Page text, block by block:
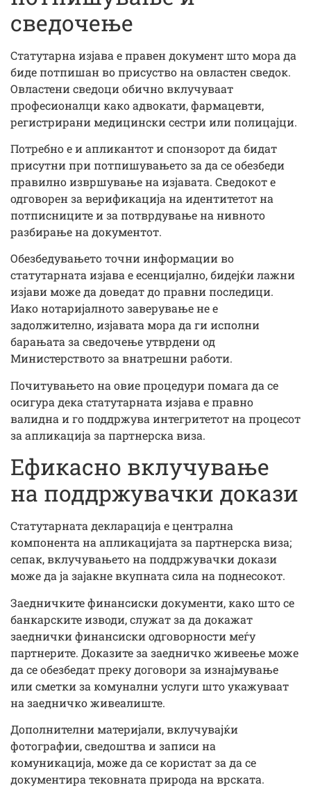
сведочење
Статутарна изјава е правен документ што мора да
биде потпишан во присуство на овластен сведок.
Овластени сведоци обично вклучуваат
професионалци како адвокати, фармацевти,
регистрирани медицински сестри или полицајци.
Потребно е и апликантот и спонзорот да бидат
присутни при потпишувањето за да се обезбеди
правилно извршување на изјавата. Сведокот е
одговорен за верификација на идентитетот на
потписниците и за потврдување на нивното
разбирање на документот.
Обезбедувањето точни информации во
статутарната изјава е есенцијално, бидејќи лажни
изјави може да доведат до правни последици.
Иако нотаријалното заверување не е
задолжително, изјавата мора да ги исполни
барањата за сведочење утврдени од
Министерството за внатрешни работи.
Почитувањето на овие процедури помага да се
осигура дека статутарната изјава е правно
валидна и го поддржува интегритетот на процесот
за апликација за партнерска виза.
Ефикасно вклучување
на поддржувачки докази
Статутарната декларација е централна
компонента на апликацијата за партнерска виза;
сепак, вклучувањето на поддржувачки докази
може да ја зајакне вкупната сила на поднесокот.
Заедничките финансиски документи, како што се
банкарските изводи, служат за да докажат
заеднички финансиски одговорности меѓу
партнерите. Доказите за заедничко живеење може
да се обезбедат преку договори за изнајмување
или сметки за комунални услуги што укажуваат
на заедничко живеалиште.
Дополнителни материјали, вклучувајќи
фотографии, сведоштва и записи на
комуникација, може да се користат за да се
документира тековната природа на врската.